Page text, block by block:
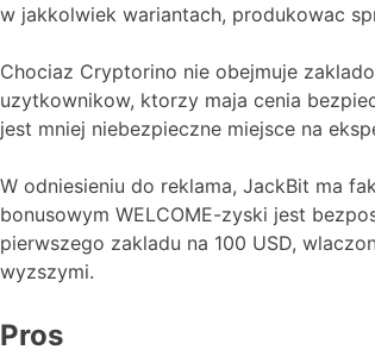
w jakkolwiek wariantach, produkowac
Chociaz Cryptorino nie obejmuje
uzytkownikow, ktorzy maja cenia
jest mniej niebezpieczne miejsce na
W odniesieniu do reklama, JackBit ma
bonusowym WELCOME-zyski jest
pierwszego zakladu na 100 USD,
wyzszymi.
Pros